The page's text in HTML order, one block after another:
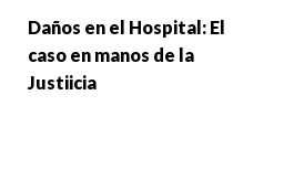
Daños en el Hospital: El
caso en manos de la
Justiicia